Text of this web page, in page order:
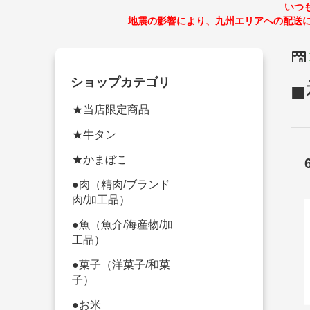
いつ
地震の影響により、九州エリアへの配送
ショップカテゴリ
★当店限定商品
★牛タン
★かまぼこ
●肉（精肉/ブランド
肉/加工品）
●魚（魚介/海産物/加
工品）
●菓子（洋菓子/和菓
子）
●お米